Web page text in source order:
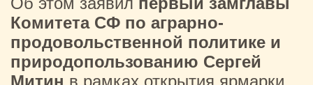
Комитета СФ по аграрно-
продовольственной политике и
природопользованию Сергей
Митин в рамках открытия ярмарки